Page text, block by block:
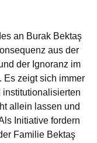
an Burak Bektaş
aus der
der Ignoranz im
Es zeigt sich immer
allein lassen und
Initiative fordern
Familie Bektaş